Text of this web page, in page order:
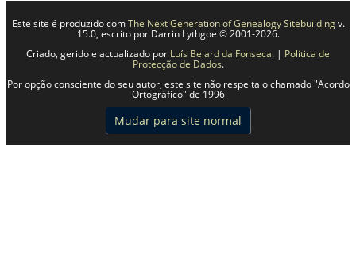
Este site é produzido comThe Next Generation of Genealogy Sitebuildingv.
15.0, escrito por Darrin Lythgoe © 2001-2026.
Criado, gerido e actualizado por Luís Belard da Fonseca. | Política de
Protecção de Dados.
Por opção consciente do seu autor, este site não respeita o chamado "Acordo
Ortográfico" de 1996
Mudar para site normal